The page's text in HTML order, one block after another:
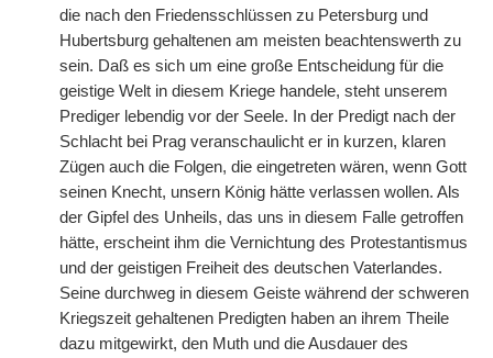
die nach den Friedensschlüssen zu Petersburg und
Hubertsburg gehaltenen am meisten beachtenswerth zu
sein. Daß es sich um eine große Entscheidung für die
geistige Welt in diesem Kriege handele, steht unserem
Prediger lebendig vor der Seele. In der Predigt nach der
Schlacht bei Prag veranschaulicht er in kurzen, klaren
Zügen auch die Folgen, die eingetreten wären, wenn Gott
seinen Knecht, unsern König hätte verlassen wollen. Als
der Gipfel des Unheils, das uns in diesem Falle getroffen
hätte, erscheint ihm die Vernichtung des Protestantismus
und der geistigen Freiheit des deutschen Vaterlandes.
Seine durchweg in diesem Geiste während der schweren
Kriegszeit gehaltenen Predigten haben an ihrem Theile
dazu mitgewirkt, den Muth und die Ausdauer des